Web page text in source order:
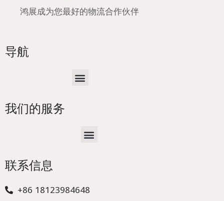
鸿展成为您最好的物流合作伙伴
导航
Menu
我们的服务
Menu
联系信息
+86 18123984648